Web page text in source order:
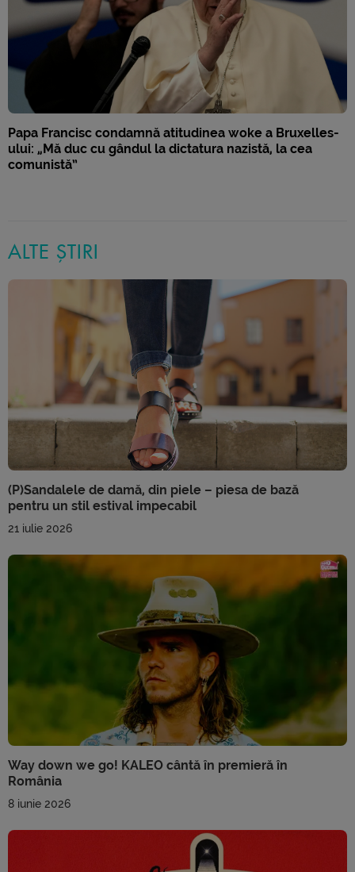
Papa Francisc condamnă atitudinea woke a Bruxelles-
ului: „Mă duc cu gândul la dictatura nazistă, la cea
comunistă”
ALTE ȘTIRI
(P)Sandalele de damă, din piele – piesa de bază
pentru un stil estival impecabil
21 iulie 2026
Way down we go! KALEO cântă în premieră în
România
8 iunie 2026